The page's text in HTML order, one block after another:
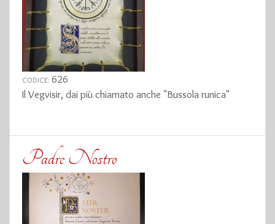
CODICE: 626
Il Vegvisir, dai più chiamato anche "Bussola runica"
Padre Nostro